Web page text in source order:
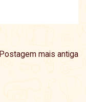
Postagem mais antiga